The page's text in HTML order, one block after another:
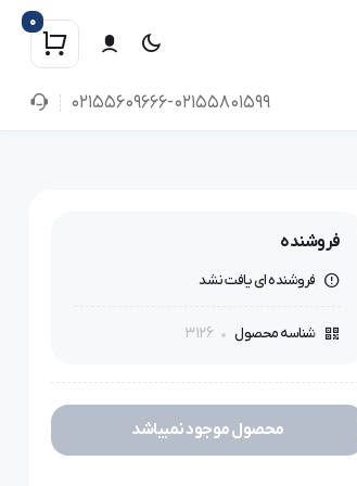
0
02155609666-02155801599
فروشنده
فروشنده ای یافت نشد
شناسه محصول 3126
محصول موجود نمیباشد